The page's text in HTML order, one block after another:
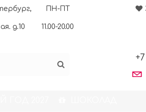
д.10
ПН-ПТ
11.00-20.00